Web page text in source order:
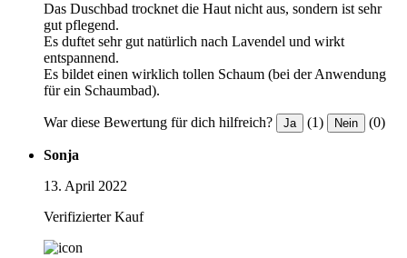
Das Duschbad trocknet die Haut nicht aus, sondern ist sehr
gut pflegend.
Es duftet sehr gut natürlich nach Lavendel und wirkt
entspannend.
Es bildet einen wirklich tollen Schaum (bei der Anwendung
für ein Schaumbad).
War diese Bewertung für dich hilfreich? Ja (1) Nein (0)
Sonja
13. April 2022
Verifizierter Kauf